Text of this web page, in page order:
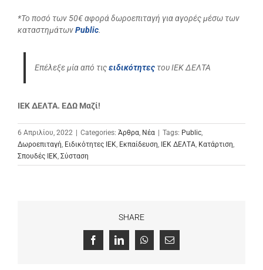
*Το ποσό των 50€ αφορά δωροεπιταγή για αγορές μέσω των
καταστημάτωνPublic.
Επέλεξε μία από τιςειδικότητες του ΙΕΚ ΔΕΛΤΑ
ΙΕΚ ΔΕΛΤΑ. ΕΔΩ Μαζί!
6 Απριλίου, 2022 | Categories: Άρθρα Νέα | Tags: Public
Δωροεπιταγή Ειδικότητες ΙΕΚ Εκπαίδευση ΙΕΚ ΔΕΛΤΑ Κατάρτιση
Σπουδές ΙΕΚ Σύσταση
SHARE
FacebookLinkedInWhatsApp
Email